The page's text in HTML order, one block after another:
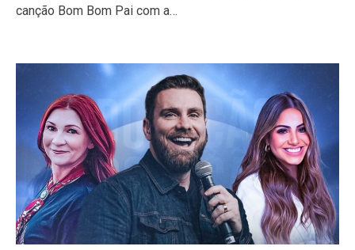
canção Bom Bom Pai com a…